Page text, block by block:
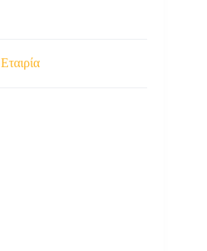
Εταιρία